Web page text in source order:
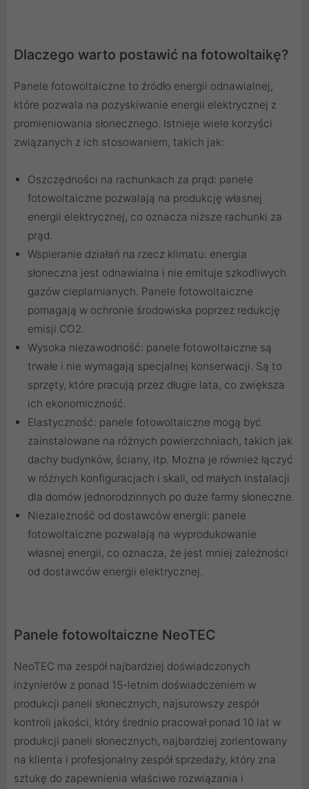
Dlaczego warto postawić na fotowoltaikę?
Panele fotowoltaiczne to źródło energii odnawialnej,
które pozwala na pozyskiwanie energii elektrycznej z
promieniowania słonecznego. Istnieje wiele korzyści
związanych z ich stosowaniem, takich jak:
Oszczędności na rachunkach za prąd: panele
fotowoltaiczne pozwalają na produkcję własnej
energii elektrycznej, co oznacza niższe rachunki za
prąd.
Wspieranie działań na rzecz klimatu: energia
słoneczna jest odnawialna i nie emituje szkodliwych
gazów cieplarnianych. Panele fotowoltaiczne
pomagają w ochronie środowiska poprzez redukcję
emisji CO2.
Wysoka niezawodność: panele fotowoltaiczne są
trwałe i nie wymagają specjalnej konserwacji. Są to
sprzęty, które pracują przez długie lata, co zwiększa
ich ekonomiczność.
Elastyczność: panele fotowoltaiczne mogą być
zainstalowane na różnych powierzchniach, takich jak
dachy budynków, ściany, itp. Można je również łączyć
w różnych konfiguracjach i skali, od małych instalacji
dla domów jednorodzinnych po duże farmy słoneczne.
Niezależność od dostawców energii: panele
fotowoltaiczne pozwalają na wyprodukowanie
własnej energii, co oznacza, że jest mniej zależności
od dostawców energii elektrycznej.
Panele fotowoltaiczne NeoTEC
NeoTEC ma zespół najbardziej doświadczonych
inżynierów z ponad 15-letnim doświadczeniem w
produkcji paneli słonecznych, najsurowszy zespół
kontroli jakości, który średnio pracował ponad 10 lat w
produkcji paneli słonecznych, najbardziej zorientowany
na klienta i profesjonalny zespół sprzedaży, który zna
sztukę do zapewnienia właściwe rozwiązania i